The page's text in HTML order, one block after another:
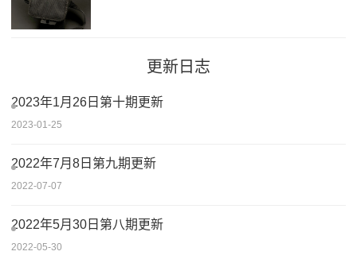
更新日志
2023年1月26日第十期更新
2023-01-25
2022年7月8日第九期更新
2022-07-07
2022年5月30日第八期更新
2022-05-30